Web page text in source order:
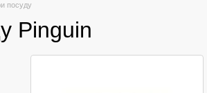
посуду
Pinguin